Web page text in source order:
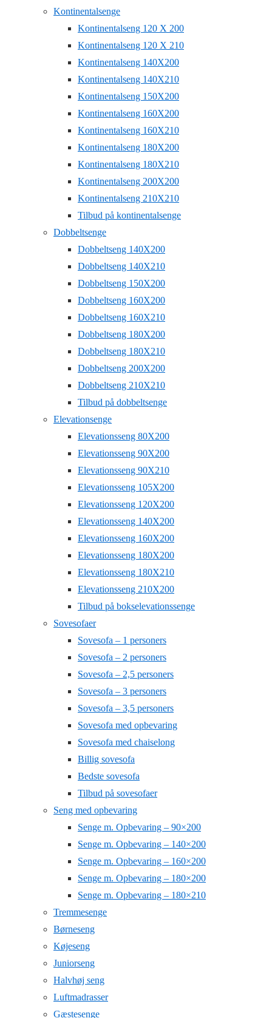
Kontinentalsenge
Kontinentalseng 120 X 200
Kontinentalseng 120 X 210
Kontinentalseng 140X200
Kontinentalseng 140X210
Kontinentalseng 150X200
Kontinentalseng 160X200
Kontinentalseng 160X210
Kontinentalseng 180X200
Kontinentalseng 180X210
Kontinentalseng 200X200
Kontinentalseng 210X210
Tilbud på kontinentalsenge
Dobbeltsenge
Dobbeltseng 140X200
Dobbeltseng 140X210
Dobbeltseng 150X200
Dobbeltseng 160X200
Dobbeltseng 160X210
Dobbeltseng 180X200
Dobbeltseng 180X210
Dobbeltseng 200X200
Dobbeltseng 210X210
Tilbud på dobbeltsenge
Elevationsenge
Elevationsseng 80X200
Elevationsseng 90X200
Elevationsseng 90X210
Elevationsseng 105X200
Elevationsseng 120X200
Elevationsseng 140X200
Elevationsseng 160X200
Elevationsseng 180X200
Elevationsseng 180X210
Elevationsseng 210X200
Tilbud på bokselevationssenge
Sovesofaer
Sovesofa – 1 personers
Sovesofa – 2 personers
Sovesofa – 2,5 personers
Sovesofa – 3 personers
Sovesofa – 3,5 personers
Sovesofa med opbevaring
Sovesofa med chaiselong
Billig sovesofa
Bedste sovesofa
Tilbud på sovesofaer
Seng med opbevaring
Senge m. Opbevaring – 90×200
Senge m. Opbevaring – 140×200
Senge m. Opbevaring – 160×200
Senge m. Opbevaring – 180×200
Senge m. Opbevaring – 180×210
Tremmesenge
Børneseng
Køjeseng
Juniorseng
Halvhøj seng
Luftmadrasser
Gæstesenge